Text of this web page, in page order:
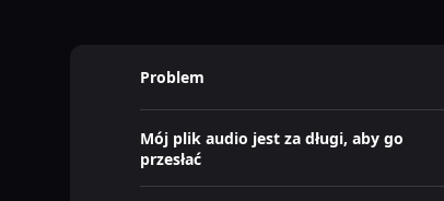
Problem
Mój plik audio jest za długi, aby go
przesłać